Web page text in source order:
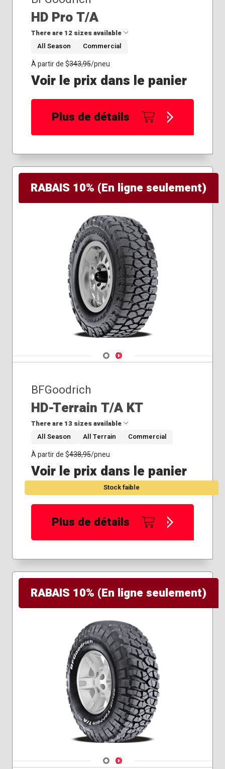
255/35R20
255/40R19
255/40R20
265/35R19
265/40R18
275/35R20
HD Pro T/A
There are 12 sizes available
215/85R16
225/75R16
235/80R17
235/85R16
245/70R17
245/75R16
245/75R17
275/65R18
275/65R20
All Season Commercial
À partir de $343,95/pneu
Voir le prix dans le panier
Plus de détails
RABAIS 10% (En ligne seulement)
Navigate 1
Navigate 2
BFGoodrich
HD-Terrain T/A KT
There are 13 sizes available
35x12.50R18
37x13.50R20
37x13.50R22
245/70R17
265/60R20
265/70R17
275/65R20
285/65R18
285/75R16
295/65R20
295/70R18
All Season All Terrain Commercial
À partir de $438,95/pneu
Voir le prix dans le panier
Stock faible
Plus de détails
RABAIS 10% (En ligne seulement)
Navigate 1
Navigate 2